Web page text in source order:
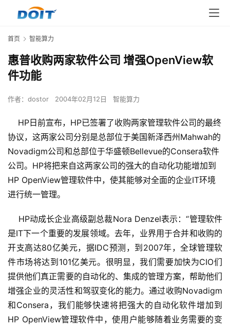
首页 智能算力
惠普收购两家软件公司 增强OpenView软
件功能
作者： dostor 2004年02月12日 智能算力
HP日前宣布，HP已签署了收购两家管理软件公司的最终
协议，这两家公司分别是总部位于美国新泽西州Mahwah的
Novadigm公司和总部位于华盛顿Bellevue的Consera软件
公司。HP将把来自这两家公司的强大的自动化功能增加到
HP OpenView管理软件中，使其能够对全面的企业IT环境
进行统一管理。
HP动成长企业高级副总裁Nora Denzel表示：“管理软件
是IT下一个重要的发展领域。去年，业界用于合并和收购的
开支高达80亿美元，据IDC预测，到2007年，全球管理软
件市场将达到101亿美元。很明显，我们需要加快为CIO们
提供他们真正需要的自动化的、集成的管理方案，帮助他们
增强企业的灵活性和驾驭变化的能力。通过收购Novadigm
和Consera，我们能够快速将把强大的自动化软件增加到
HP OpenView管理软件中，使用户能够随着业务需要的变